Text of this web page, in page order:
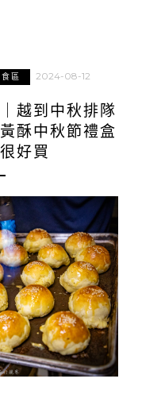
區 2024-08-12
越到中秋排隊
酥中秋節禮盒
好買